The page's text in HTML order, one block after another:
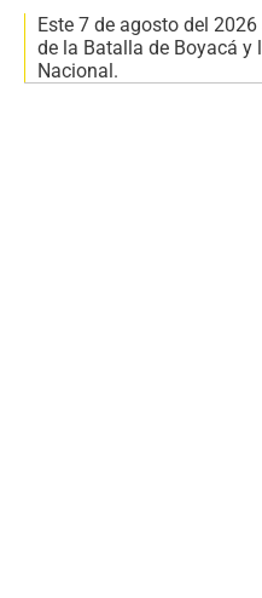
Este 7 de agosto del
de la Batalla de Boyacá y
Nacional.